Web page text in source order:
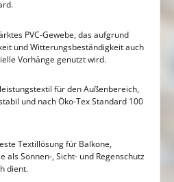
PVC-Gewebe, das aufgrund
und Witterungsbeständigkeit auch
Vorhänge genutzt wird.
für den Außenbereich,
und nach Öko-Tex Standard 100
Textillösung für Balkone,
als Sonnen-, Sicht- und Regenschutz
dient.